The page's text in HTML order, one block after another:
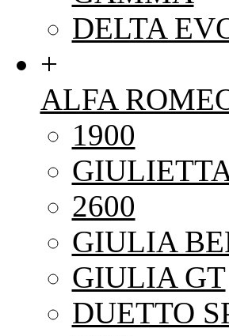
DELTA
+
ALFA
1900
2600
GIULIA
GIULIA GT
DUETTO